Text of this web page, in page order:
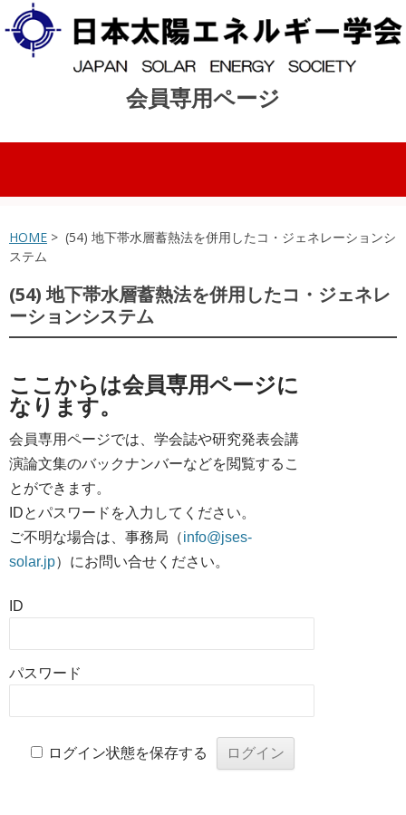
会員専用ページ
コンテンツへスキップ
HOME > (54) 地下帯水層蓄熱法を併用したコ・ジェネレーションシ
ステム
(54) 地下帯水層蓄熱法を併用したコ・ジェネレ
ーションシステム
ここからは会員専用ページに
なります。
会員専用ページでは、学会誌や研究発表会講
演論文集のバックナンバーなどを閲覧するこ
とができます。
IDとパスワードを入力してください。
ご不明な場合は、事務局（info@jses-
solar.jp）にお問い合せください。
ID
パスワード
ログイン状態を保存する